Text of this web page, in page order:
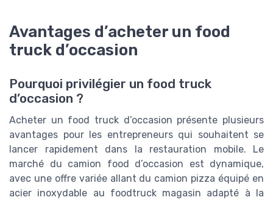
Avantages d’acheter un food
truck d’occasion
Pourquoi privilégier un food truck
d’occasion ?
Acheter un food truck d’occasion présente plusieurs
avantages pour les entrepreneurs qui souhaitent se
lancer rapidement dans la restauration mobile. Le
marché du camion food d’occasion est dynamique,
avec une offre variée allant du camion pizza équipé en
acier inoxydable au foodtruck magasin adapté à la